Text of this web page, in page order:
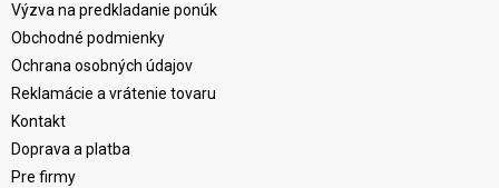
Výzva na predkladanie ponúk
Obchodné podmienky
Ochrana osobných údajov
Reklamácie a vrátenie tovaru
Kontakt
Doprava a platba
Pre firmy